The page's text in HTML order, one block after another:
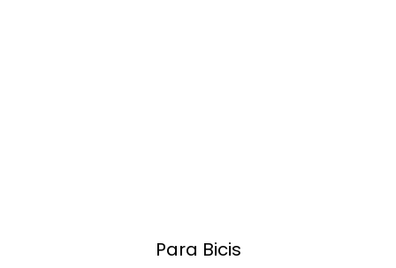
Para Bicis